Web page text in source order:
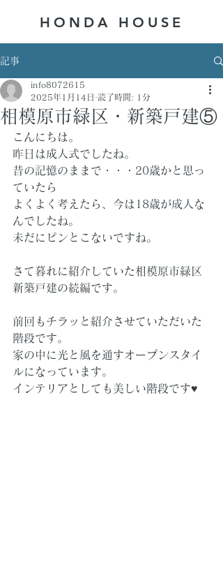
HONDA ​HOUSE
記事
相模原市緑区・新築戸建⑤
info8072615
2025年1月14日
読了時間: 1分
こんにちは。
昨日は成人式でしたね。
昔の記憶のままで・・・20歳かと思っ
ていたら
よくよく考えたら、今は18歳が成人な
んでしたね。
未だにピンとこないですね。
さて暮れに紹介していた相模原市緑区
新築戸建の続編です。
前回もチラッと紹介させていただいた
階段です。
家の中に光と風を通すオープンスタイ
ルになっています。
インテリアとしても美しい階段です♥